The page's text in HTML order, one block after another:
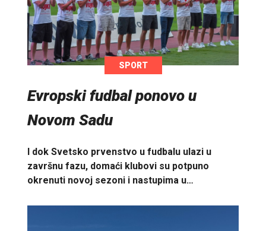
SPORT
Evropski fudbal ponovo u
Novom Sadu
I dok Svetsko prvenstvo u fudbalu ulazi u
završnu fazu, domaći klubovi su potpuno
okrenuti novoj sezoni i nastupima u…